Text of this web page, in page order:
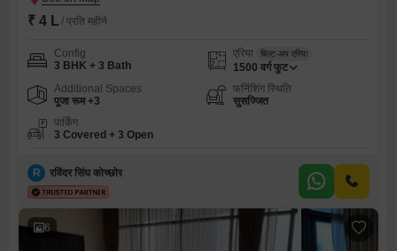
₹ 4 L / प्रति महीने
Config
3 BHK + 3 Bath
एरिया बिल्ट-अप एरिया
1500 वर्ग फुट
Additional Spaces
पूजा रूम +3
फर्निशिंग स्थिति
सुसज्जित
पार्किंग
3 Covered + 3 Open
R रविंदर सिंघ कोच्छोर
6